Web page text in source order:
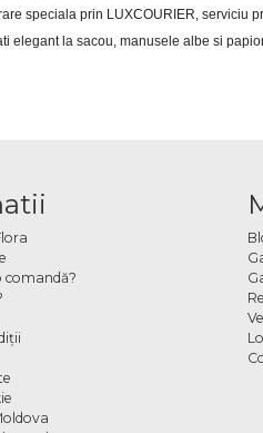
speciala prin LUXCOURIER, serviciu
elegant la sacou, manusele albe si
comandă?